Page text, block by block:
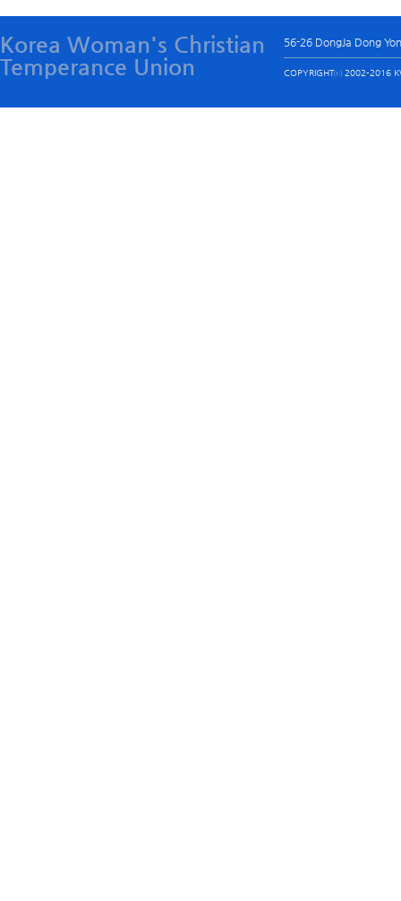
Korea Woman's Christian
Temperance Union
56-26 DongJa Dong
COPYRIGHTⓒ 2002-2016